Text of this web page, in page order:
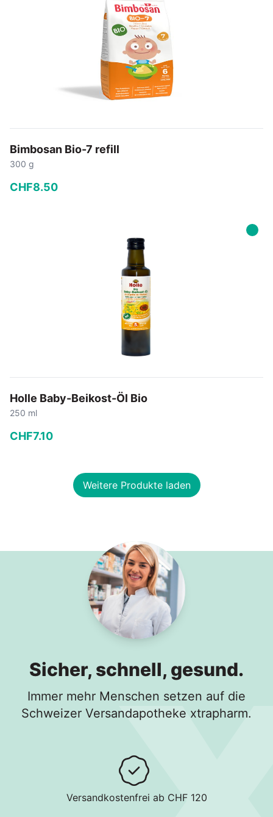
Bimbosan Bio-7 refill
300 g
CHF8.50
In den Warenkorb
Holle Baby-Beikost-Öl Bio
250 ml
CHF7.10
In den Warenkorb
Weitere Produkte laden
Sicher, schnell, gesund.
Immer mehr Menschen setzen auf die
Schweizer Versandapotheke xtrapharm.
Versandkostenfrei ab CHF 120